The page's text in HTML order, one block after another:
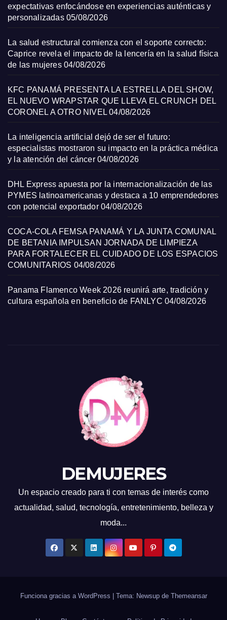
expectativas enfocándose en experiencias auténticas y
personalizadas 05/08/2026
La salud estructural comienza con el soporte correcto:
Caprice revela el impacto de la lencería en la salud física
de las mujeres 04/08/2026
KFC PANAMÁ PRESENTA LA ESTRELLA DEL SHOW,
EL NUEVO WRAPSTAR QUE LLEVA EL CRUNCH DEL
CORONEL A OTRO NIVEL 04/08/2026
La inteligencia artificial dejó de ser el futuro:
especialistas mostraron su impacto en la práctica médica
y la atención del cáncer 04/08/2026
DHL Express apuesta por la internacionalización de las
PYMES latinoamericanas y destaca a 10 emprendedores
con potencial exportador 04/08/2026
COCA-COLA FEMSA PANAMÁ Y LA JUNTA COMUNAL
DE BETANIA IMPULSAN JORNADA DE LIMPIEZA
PARA FORTALECER EL CUIDADO DE LOS ESPACIOS
COMUNITARIOS 04/08/2026
Panama Flamenco Week 2026 reunirá arte, tradición y
cultura española en beneficio de FANLYC 04/08/2026
DEMUJERES
Un espacio creado para ti con temas de interés como
actualidad, salud, tecnología, entretenimiento, belleza y
moda...
Funciona gracias a WordPress Tema: Newsup de Themeansar